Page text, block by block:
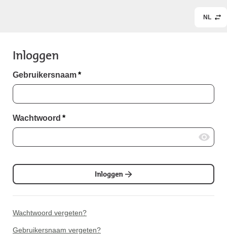
NL
Inloggen
Gebruikersnaam*
Wachtwoord *
Inloggen
Wachtwoord vergeten?
Gebruikersnaam vergeten?